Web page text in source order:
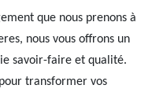
que nous prenons à
nous vous offrons un
savoir-faire et qualité.
transformer vos